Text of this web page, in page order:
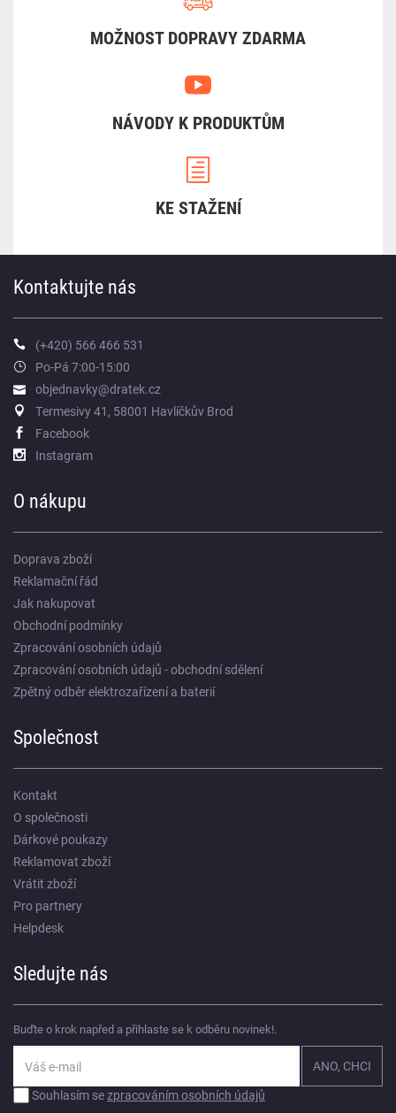
MOŽNOST DOPRAVY ZDARMA
NÁVODY K PRODUKTŮM
KE STAŽENÍ
Kontaktujte nás
(+420) 566 466 531
Po-Pá 7:00-15:00
objednavky@dratek.cz
Termesivy 41, 58001 Havlíčkův Brod
Facebook
Instagram
O nákupu
Doprava zboží
Reklamační řád
Jak nakupovat
Obchodní podmínky
Zpracování osobních údajů
Zpracování osobních údajů - obchodní sdělení
Zpětný odběr elektrozařízení a baterií
Společnost
Kontakt
O společnosti
Dárkové poukazy
Reklamovat zboží
Vrátit zboží
Pro partnery
Helpdesk
Sledujte nás
Buďte o krok napřed a přihlaste se k odběru novinek!.
Souhlasím sezpracováním osobních údajů